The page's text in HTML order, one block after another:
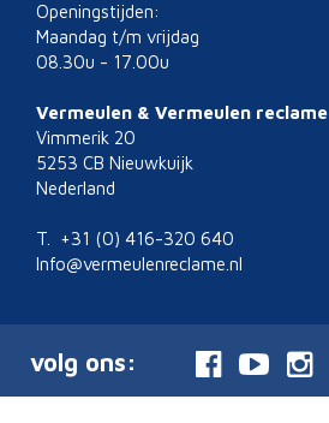
Openingstijden:
Maandag t/m vrijdag
08.30u - 17.00u
Vermeulen & Vermeulen reclame
Vimmerik 20
5253 CB Nieuwkuijk
Nederland
T. +31 (0) 416-320 640
Info@vermeulenreclame.nl
volg ons: